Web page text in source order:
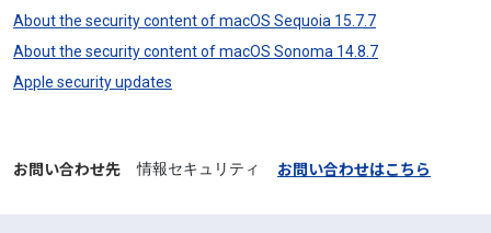
About the security content of macOS Sequoia 15.7.7
About the security content of macOS Sonoma 14.8.7
Apple security updates
お問い合わせ先 情報セキュリティ お問い合わせはこちら